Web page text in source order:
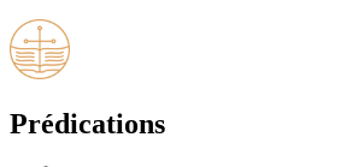
Prédications